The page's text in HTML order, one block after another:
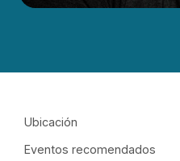
Ubicación
Eventos recomendados